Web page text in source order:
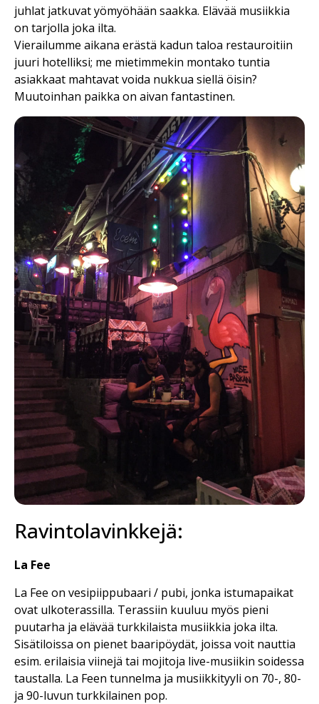
juhlat jatkuvat yömyöhään saakka. Elävää musiikkia
on tarjolla joka ilta.
Vierailumme aikana erästä kadun taloa restauroitiin
juuri hotelliksi; me mietimmekin montako tuntia
asiakkaat mahtavat voida nukkua siellä öisin?
Muutoinhan paikka on aivan fantastinen.
Ravintolavinkkejä:
La Fee
La Fee on vesipiippubaari / pubi, jonka istumapaikat
ovat ulkoterassilla. Terassiin kuuluu myös pieni
puutarha ja elävää turkkilaista musiikkia joka ilta.
Sisätiloissa on pienet baaripöydät, joissa voit nauttia
esim. erilaisia viinejä tai mojitoja live-musiikin soidessa
taustalla. La Feen tunnelma ja musiikkityyli on 70-, 80-
ja 90-luvun turkkilainen pop.